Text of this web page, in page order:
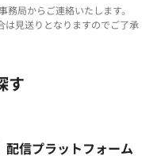
局からご連絡いたします。
は見送りとなりますのでご了承
す
配信プラットフォーム